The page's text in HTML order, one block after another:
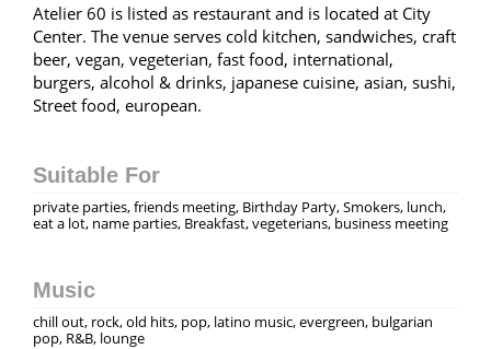
Atelier 60 is listed as restaurant and is located at City
Center. The venue serves cold kitchen, sandwiches, craft
beer, vegan, vegeterian, fast food, international,
burgers, alcohol & drinks, japanese cuisine, asian, sushi,
Street food, european.
Suitable For
private parties, friends meeting, Birthday Party, Smokers, lunch,
eat a lot, name parties, Breakfast, vegeterians, business meeting
Music
chill out, rock, old hits, pop, latino music, evergreen, bulgarian
pop, R&B, lounge